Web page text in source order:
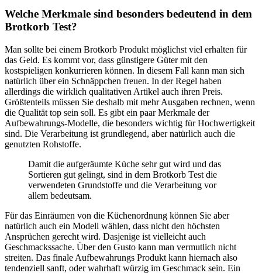
Welche Merkmale sind besonders bedeutend in dem
Brotkorb Test?
Man sollte bei einem Brotkorb Produkt möglichst viel erhalten für
das Geld. Es kommt vor, dass günstigere Güter mit den
kostspieligen konkurrieren können. In diesem Fall kann man sich
natürlich über ein Schnäppchen freuen. In der Regel haben
allerdings die wirklich qualitativen Artikel auch ihren Preis.
Größtenteils müssen Sie deshalb mit mehr Ausgaben rechnen, wenn
die Qualität top sein soll. Es gibt ein paar Merkmale der
Aufbewahrungs-Modelle, die besonders wichtig für Hochwertigkeit
sind. Die Verarbeitung ist grundlegend, aber natürlich auch die
genutzten Rohstoffe.
Damit die aufgeräumte Küche sehr gut wird und das
Sortieren gut gelingt, sind in dem Brotkorb Test die
verwendeten Grundstoffe und die Verarbeitung vor
allem bedeutsam.
Für das Einräumen von die Küchenordnung können Sie aber
natürlich auch ein Modell wählen, dass nicht den höchsten
Ansprüchen gerecht wird. Dasjenige ist vielleicht auch
Geschmackssache. Über den Gusto kann man vermutlich nicht
streiten. Das finale Aufbewahrungs Produkt kann hiernach also
tendenziell sanft, oder wahrhaft würzig im Geschmack sein. Ein